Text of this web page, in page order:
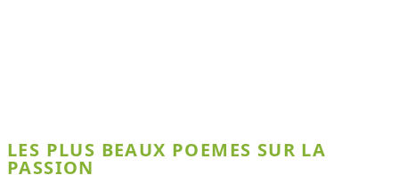
LES PLUS BEAUX POEMES SUR LA
PASSION